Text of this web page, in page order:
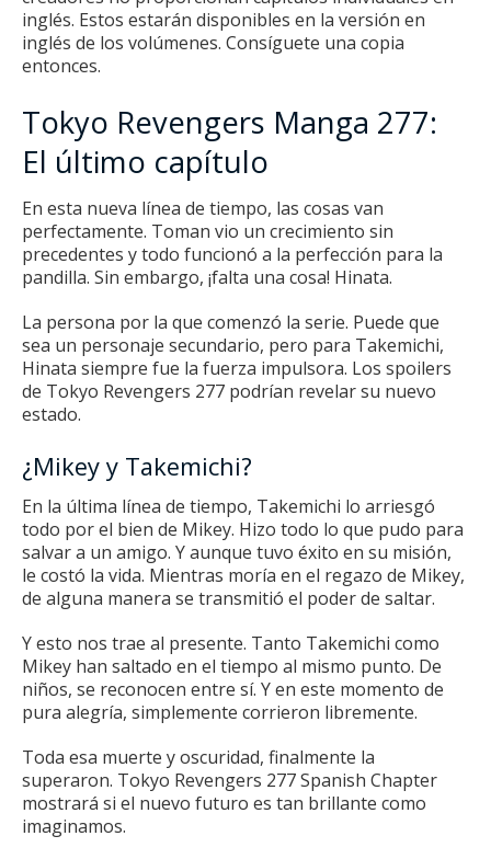
inglés. Estos estarán disponibles en la versión en
inglés de los volúmenes. Consíguete una copia
entonces.
Tokyo Revengers Manga 277:
El último capítulo
En esta nueva línea de tiempo, las cosas van
perfectamente. Toman vio un crecimiento sin
precedentes y todo funcionó a la perfección para la
pandilla. Sin embargo, ¡falta una cosa! Hinata.
La persona por la que comenzó la serie. Puede que
sea un personaje secundario, pero para Takemichi,
Hinata siempre fue la fuerza impulsora. Los spoilers
de Tokyo Revengers 277 podrían revelar su nuevo
estado.
¿Mikey y Takemichi?
En la última línea de tiempo, Takemichi lo arriesgó
todo por el bien de Mikey. Hizo todo lo que pudo para
salvar a un amigo. Y aunque tuvo éxito en su misión,
le costó la vida. Mientras moría en el regazo de Mikey,
de alguna manera se transmitió el poder de saltar.
Y esto nos trae al presente. Tanto Takemichi como
Mikey han saltado en el tiempo al mismo punto. De
niños, se reconocen entre sí. Y en este momento de
pura alegría, simplemente corrieron libremente.
Toda esa muerte y oscuridad, finalmente la
superaron. Tokyo Revengers 277 Spanish Chapter
mostrará si el nuevo futuro es tan brillante como
imaginamos.